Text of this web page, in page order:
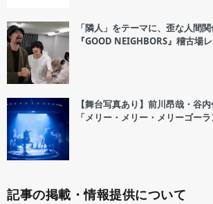
「隣人」をテーマに、歪な人間
『GOOD NEIGHBORS』稽古場
【舞台写真あり】前川昂哉・谷
「メリー・メリー・メリーゴー
記事の掲載・情報提供について